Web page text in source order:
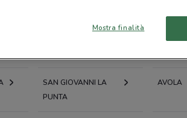
CALTANISSETTA
SAN GIOVANNI LA
PUNTA
AVOLA
Mostra finalità